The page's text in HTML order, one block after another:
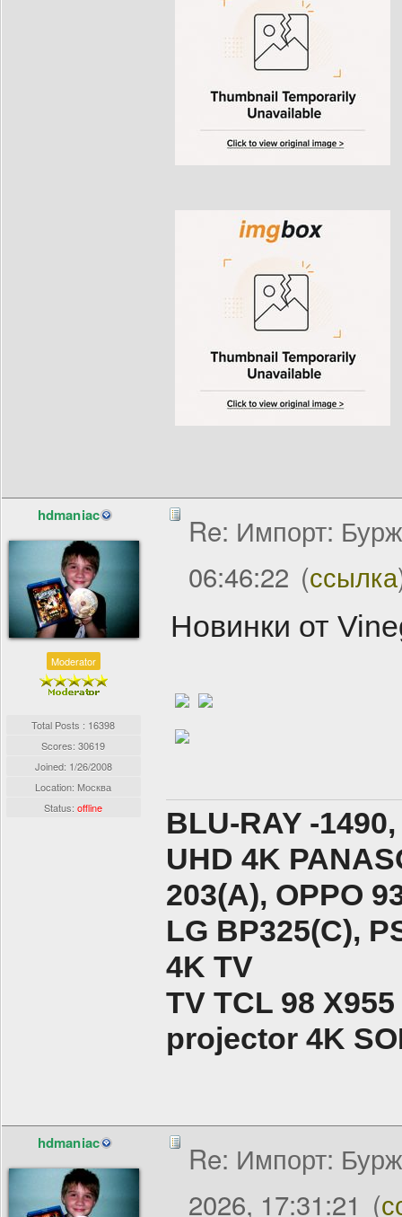
hdmaniac
Moderator
Total Posts : 16398
Scores: 30619
Joined: 1/26/2008
Location: Москва
Status:offline
Re: Импорт:
06:46:22 (ссылка
Новинки от
BLU-RAY -
UHD 4K
203(A), ОPPO
LG BP325(C),
4K TV
TV TCL 98 X955
projector 4K
hdmaniac
Re: Импорт:
2026, 17:31:21 (